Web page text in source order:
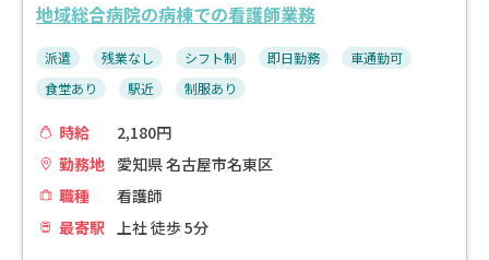
地域総合病院の病棟での看護師業務
派遣 残業なし シフト制 即日勤務
車通勤可
食堂あり
駅近 制服あり
時給
2,180円
勤務地
愛知県 名古屋市名東区
職種
看護師
最寄駅 上社 徒歩 5分